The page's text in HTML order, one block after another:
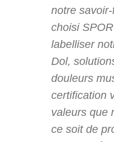
notre
choisi
labelliser
Dol,
douleurs
certification
valeurs que
ce soit de